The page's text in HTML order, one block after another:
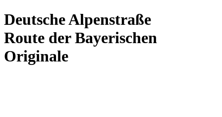
DeutscheAlpenstraße
Route der Bayerischen
Originale